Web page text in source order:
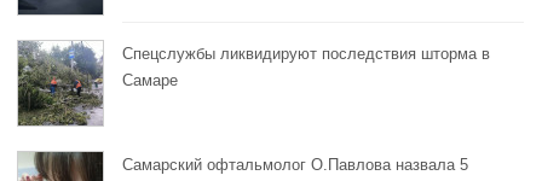
Спецслужбы ликвидируют последствия шторма в
Самаре
Самарский офтальмолог О.Павлова назвала 5